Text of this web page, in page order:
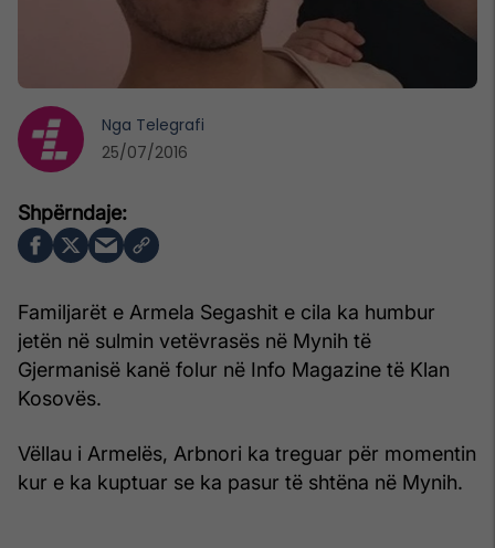
Familjarët e Armela Segashit e cila ka humbur
jetën në sulmin vetëvrasës në Mynih të
Gjermanisë kanë folur në Info Magazine të Klan
Kosovës.
Vëllau i Armelës, Arbnori ka treguar për momentin
kur e ka kuptuar se ka pasur të shtëna në Mynih.
Nga Telegrafi
25/07/2016